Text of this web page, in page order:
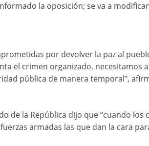
la oposición; se va a
por devolver la paz al
el crimen organizado, necesitamos
pública de manera temporal”,
de la República dijo que “cuando los
armadas las que dan la cara